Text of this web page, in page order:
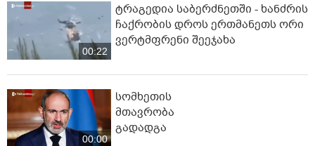
00:22
ტრაგედია საბერძნეთში - ხანძრის
ჩაქრობის დროს ერთმანეთს ორი
ვერტმფრენი შეეჯახა
00:00
სომხეთის
მთავრობა
გადადგა